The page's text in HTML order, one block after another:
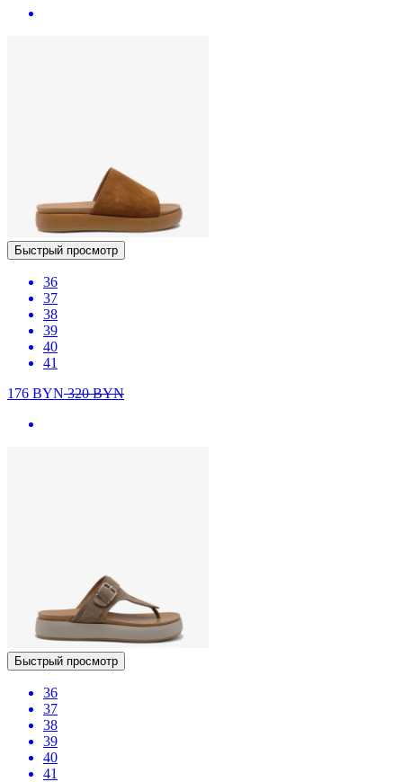
Быстрый просмотр
36
37
38
39
40
41
176 BYN320BYN
Быстрый просмотр
36
37
38
39
40
41